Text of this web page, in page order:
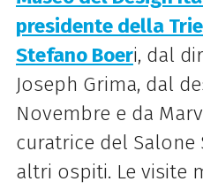
presidente della
Stefano Boeri, dal
Joseph Grima, dal
Novembre e da
curatrice del
altri ospiti. Le visite